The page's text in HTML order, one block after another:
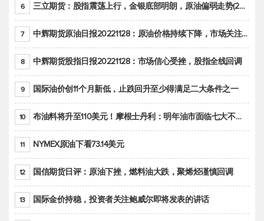
6 三立期货：股指震荡上行，金银底部明朗，原油偏弱走势(20221128收评)
7 中辉期货原油日报20221128：原油价格持续下降，市场关注OPEC+新一轮产能政策
8 中辉期货股指日报20221128：市场信心受挫，股指全线回调
9 国际油价创11个月新低，止跌回升至少得满足二大条件之一
10 布油料将升至110美元！摩根士丹利：明年油市面临七大不确定性
11 NYMEX原油下看73.14美元
12 国信期货日评：原油下挫，燃料油大跌，聚烯烃谨慎回调
13 国际金价持稳，投资者关注鲍威尔即将发表的讲话